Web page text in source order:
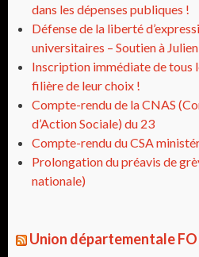
dans les dépenses publiques !
Défense de la liberté
universitaires – Soutien à
Inscription immédiate de tous
filière de leur choix !
Compte-rendu de la CNAS
d’Action Sociale) du 23
Compte-rendu du CSA
Prolongation du préavis de
nationale)
Union départementale